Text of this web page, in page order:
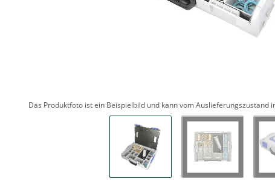
Das Produktfoto ist ein Beispielbild und kann vom Auslieferungszustand